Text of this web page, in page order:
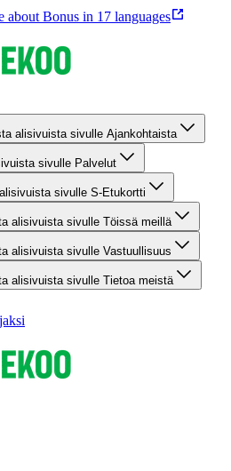
about Bonus in 17 languages
alisivuista sivulle Ajankohtaista
sivulle Palvelut
sivulle S-Etukortti
alisivuista sivulle Töissä meillä
alisivuista sivulle Vastuullisuus
alisivuista sivulle Tietoa meistä